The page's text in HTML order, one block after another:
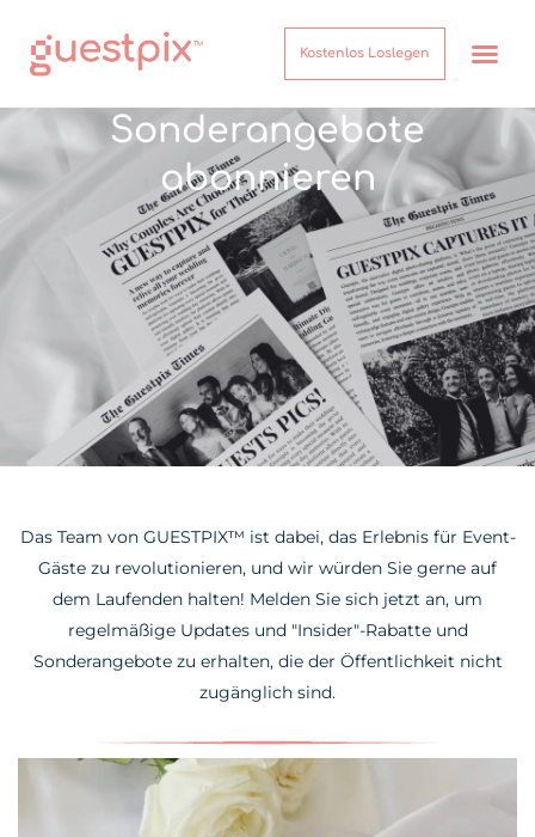
Kostenlos Loslegen
Sonderangebote
abonnieren
Das Team von GUESTPIX™ ist dabei, das Erlebnis für Event-
Gäste zu revolutionieren, und wir würden Sie gerne auf
dem Laufenden halten! Melden Sie sich jetzt an, um
regelmäßige Updates und "Insider"-Rabatte und
Sonderangebote zu erhalten, die der Öffentlichkeit nicht
zugänglich sind.